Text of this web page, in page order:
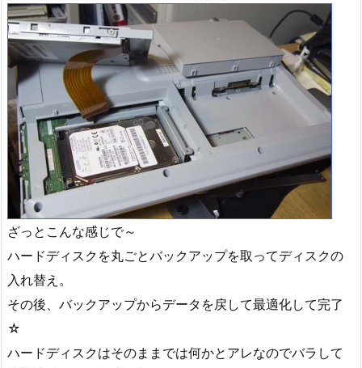
ざっとこんな感じで～
ハードディスクを丸ごとバックアップを取ってディスクの
入れ替え。
その後、バックアップからデータを戻して最適化して完了
☆
ハードディスクはそのままでは何かとアレなのでバラして